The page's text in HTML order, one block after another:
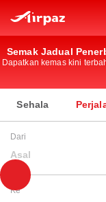
Semak Jadual
Dapatkan kemas kini
Sehala
Dari
Asal
Ke